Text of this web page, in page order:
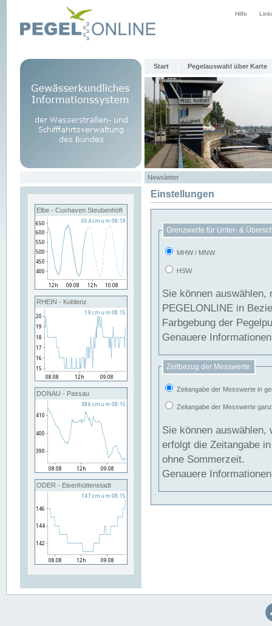
Hilfe
Start Pegelauswahl über Karte
Newsletter
Elbe - Cuxhaven Steubenhöft
RHEIN - Koblenz
DONAU - Passau
ODER - Eisenhüttenstadt
Einstellungen
Grenzwerte für Unter- &
MHW / MNW
HSW
Sie können
PEGELONLINE in Beziehung
Farbgebung der
Genauere
Zeitbezug der Messwerte:
Zeitangabe der Messwerte in
Zeitangabe der Messwerte
Sie können auswählen,
erfolgt die Zeitangabe
ohne Sommerzeit.
Genauere